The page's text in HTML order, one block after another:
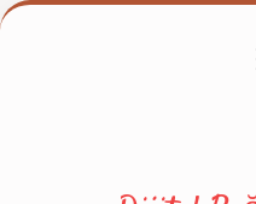
Gizlilik